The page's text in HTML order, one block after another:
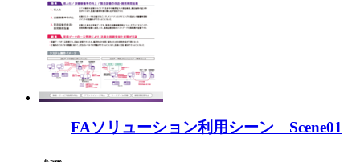
FAソリューション利用シーン Scene01